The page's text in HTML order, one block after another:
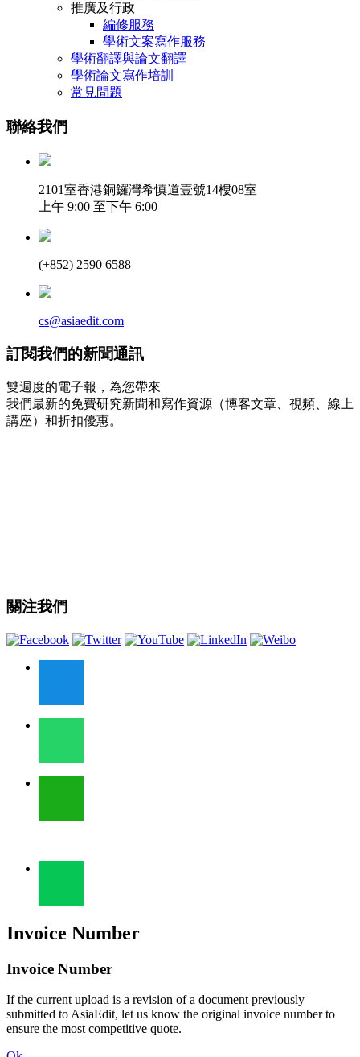
推廣及行政
編修服務
學術文案寫作服務
學術翻譯與論文翻譯
學術論文寫作培訓
常見問題
聯絡我們
2101室香港銅鑼灣希慎道壹號14樓08室
上午 9:00 至下午 6:00
(+852) 2590 6588
cs@asiaedit.com
訂閱我們的新聞通訊
雙週度的電子報，為您帶來
我們最新的免費研究新聞和寫作資源（博客文章、視頻、線上
講座）和折扣優惠。
關注我們
Invoice Number
Invoice Number
If the current upload is a revision of a document previously
submitted to AsiaEdit, let us know the original invoice number to
ensure the most competitive quote.